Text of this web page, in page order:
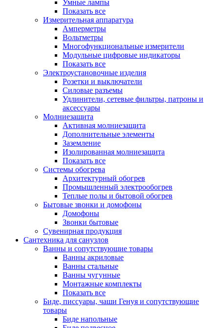
Умные лампы
Показать все
Измерительная аппаратура
Амперметры
Вольтметры
Многофункциональные измерители
Модульные цифровые индикаторы
Показать все
Электроустановочные изделия
Розетки и выключатели
Силовые разъемы
Удлинители, сетевые фильтры, патроны и
аксессуары
Молниезащита
Активная молниезащита
Дополнительные элементы
Заземление
Изолированная молниезащита
Показать все
Системы обогрева
Архитектурный обогрев
Промышленный электрообогрев
Теплые полы и бытовой обогрев
Бытовые звонки и домофоны
Домофоны
Звонки бытовые
Сувенирная продукция
Сантехника для санузлов
Ванны и сопутствующие товары
Ванны акриловые
Ванны стальные
Ванны чугунные
Монтажные комплекты
Показать все
Биде, писсуары, чаши Генуя и сопутствующие
товары
Биде напольные